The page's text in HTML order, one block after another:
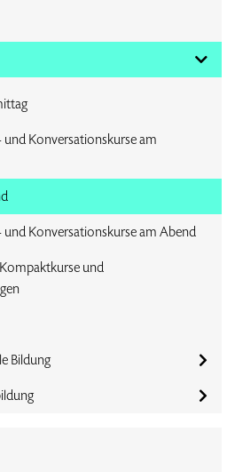
Konversationskurse am
Konversationskurse am Abend
und
Bildung